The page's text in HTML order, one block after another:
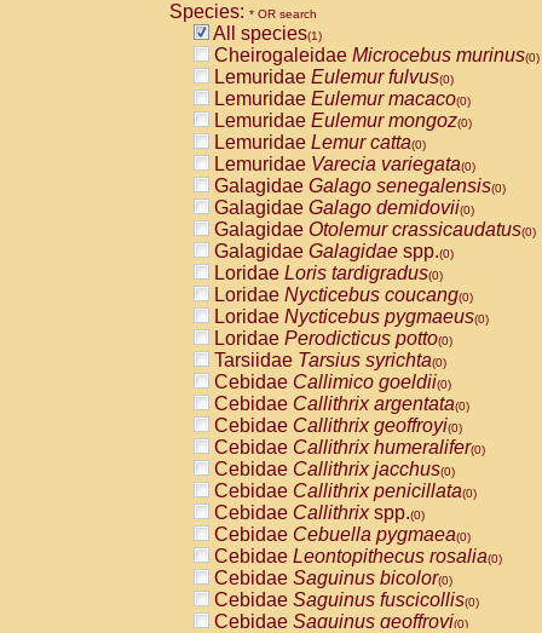
Species: * OR search
All species(1)
Cheirogaleidae Microcebus murinus(0)
Lemuridae Eulemur fulvus(0)
Lemuridae Eulemur macaco(0)
Lemuridae Eulemur mongoz(0)
Lemuridae Lemur catta(0)
Lemuridae Varecia variegata(0)
Galagidae Galago senegalensis(0)
Galagidae Galago demidovii(0)
Galagidae Otolemur crassicaudatus(0)
Galagidae Galagidae spp.(0)
Loridae Loris tardigradus(0)
Loridae Nycticebus coucang(0)
Loridae Nycticebus pygmaeus(0)
Loridae Perodicticus potto(0)
Tarsiidae Tarsius syrichta(0)
Cebidae Callimico goeldii(0)
Cebidae Callithrix argentata(0)
Cebidae Callithrix geoffroyi(0)
Cebidae Callithrix humeralifer(0)
Cebidae Callithrix jacchus(0)
Cebidae Callithrix penicillata(0)
Cebidae Callithrixspp.(0)
Cebidae Cebuella pygmaea(0)
Cebidae Leontopithecus rosalia(0)
Cebidae Saguinus bicolor(0)
Cebidae Saguinus fuscicollis(0)
Cebidae Saguinus geoffroyi(0)